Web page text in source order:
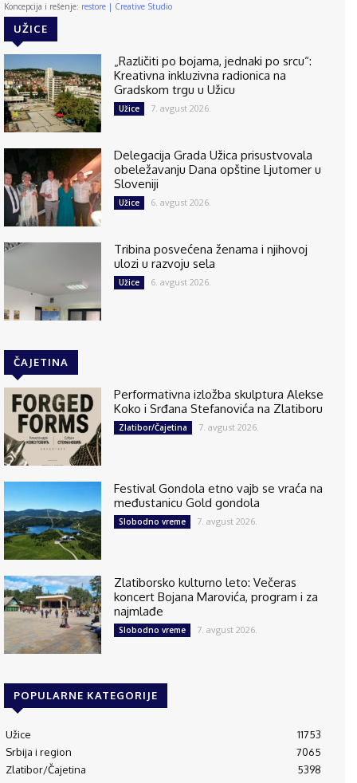
Koncepcija i rešenje: restore | Creative Studio
UŽICE
„Različiti po bojama, jednaki po srcu“:
Kreativna inkluzivna radionica na
Gradskom trgu u Užicu
Užice 7. avgust 2026.
Delegacija Grada Užica prisustvovala
obeležavanju Dana opštine Ljutomer u
Sloveniji
Užice 6. avgust 2026.
Tribina posvećena ženama i njihovoj
ulozi u razvoju sela
Užice 6. avgust 2026.
ČAJETINA
Performativna izložba skulptura Alekse
Koko i Srđana Stefanovića na Zlatiboru
Zlatibor/Čajetina 7. avgust 2026.
Festival Gondola etno vajb se vraća na
međustanicu Gold gondola
Slobodno vreme 7. avgust 2026.
Zlatiborsko kulturno leto: Večeras
koncert Bojana Marovića, program i za
najmlađe
Slobodno vreme 7. avgust 2026.
POPULARNE KATEGORIJE
Užice
11753
Srbija i region
7065
Zlatibor/Čajetina
5398